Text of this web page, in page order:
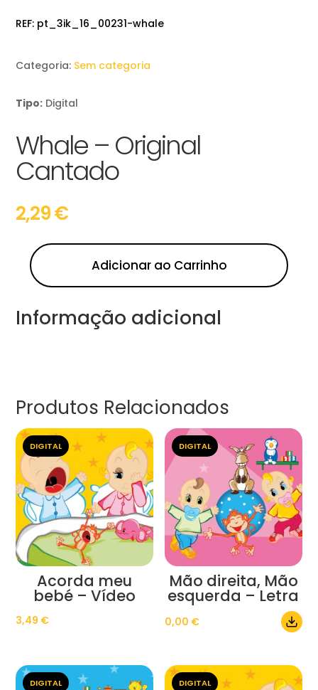
REF: pt_3ik_16_00231-whale
Categoria: Sem categoria
Tipo: Digital
Whale – Original
Cantado
2,29€
Adicionar ao Carrinho
Informação adicional
Produtos Relacionados
DIGITAL
Acorda meu
bebé – Vídeo
3,49 €
DIGITAL
Mão direita, Mão
esquerda – Letra
0,00 €
DIGITAL DIGITAL